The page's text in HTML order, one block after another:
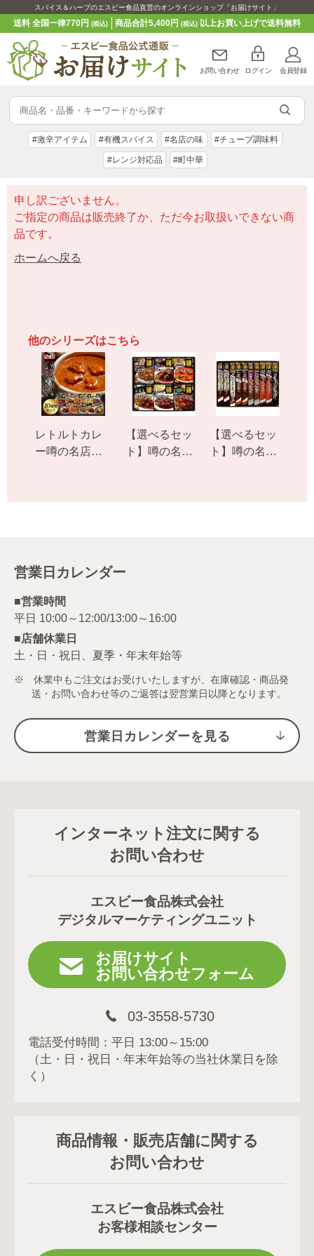
スパイス＆ハーブのエスビー食品直営のオンラインショップ「お届けサイト」
送料 全国一律770円(税込) 商品合計5,400円 (税込)以上お買い上げで送料無料
お問い合わせ ログイン 会員登録
#激辛アイテム #有機スパイス #名店の味 #チューブ調味料
#レンジ対応品 #町中華
申し訳ございません。
ご指定の商品は販売終了か、ただ今お取扱いできない商
品です。
ホームへ戻る
他のシリーズはこちら
レトルトカレ
ー噂の名店シ
【選べるセッ
ト】噂の名店
【選べるセッ
ト】噂の名店
営業日カレンダー
■営業時間
■店舗休業日
土・日・祝日、夏季・年末年始等
※ 休業中もご注文はお受けいたしますが、在庫確認・商品発
送・お問い合わせ等のご返答は翌営業日以降となります。
営業日カレンダーを見る
インターネット注文に関する
お問い合わせ
エスビー食品株式会社
デジタルマーケティングユニット
お届けサイト
お問い合わせフォーム
03-3558-5730
電話受付時間：平日 13:00～15:00
（土・日・祝日・年末年始等の当社休業日を除
く）
商品情報・販売店舗に関する
お問い合わせ
エスビー食品株式会社
お客様相談センター